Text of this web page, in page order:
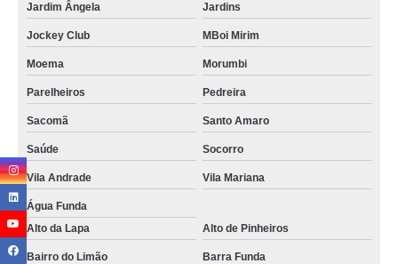
Jardim Ângela Jardins
Jockey Club MBoi Mirim
Moema Morumbi
Parelheiros Pedreira
Sacomã Santo Amaro
Saúde Socorro
Vila Andrade Vila Mariana
Água Funda
Alto da Lapa
Alto de Pinheiros
Bairro do Limão Barra Funda